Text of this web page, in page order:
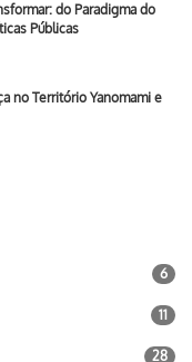
do Paradigma do
Públicas
no Território Yanomami e
6
11
28